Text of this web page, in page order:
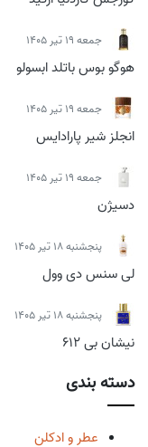
جمعه 19 تیر 1405
هوگو بوس باتلد ابسولو
جمعه 19 تیر 1405
انجلز شیر پارادایس
جمعه 19 تیر 1405
دسیژن
پنجشنبه 18 تیر 1405
لی سنس دی وول
پنجشنبه 18 تیر 1405
نیشان بی 612
دسته بندی
عطر و ادکلن